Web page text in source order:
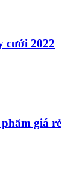
cưới 2022
giá rẻ